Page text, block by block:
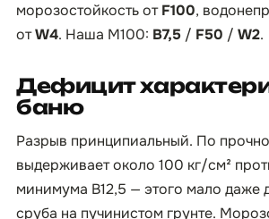
морозостойкость отF100,
отW4. Наша М100: B7,5 / F50 / W2.
Дефицит
баню
Разрыв принципиальный. По
выдерживает около 100 кг/см²
минимума B12,5 — этого мало даже
сруба на пучинистом грунте.